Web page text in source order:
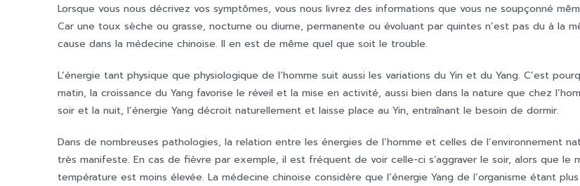
Lorsque vous nous décrivez vos symptômes, vous nous livrez des informations que vous ne soupçonné
Car une toux sèche ou grasse, nocturne ou diurne, permanente ou évoluant par quintes n’est pas du à la
cause dans la médecine chinoise. Il en est de même quel que soit le trouble.
L’énergie tant physique que physiologique de l’homme suit aussi les variations du Yin et du Yang. C’est
matin, la croissance du Yang favorise le réveil et la mise en activité, aussi bien dans la nature que chez
soir et la nuit, l’énergie Yang décroit naturellement et laisse place au Yin, entraînant le besoin de dormir.
Dans de nombreuses pathologies, la relation entre les énergies de l’homme et celles de l’environnement
très manifeste. En cas de fièvre par exemple, il est fréquent de voir celle-ci s’aggraver le soir, alors que le
température est moins élevée. La médecine chinoise considère que l’énergie Yang de l’organisme étant